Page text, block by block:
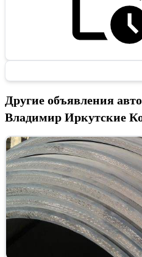
Другие объявления
Владимир Иркутские